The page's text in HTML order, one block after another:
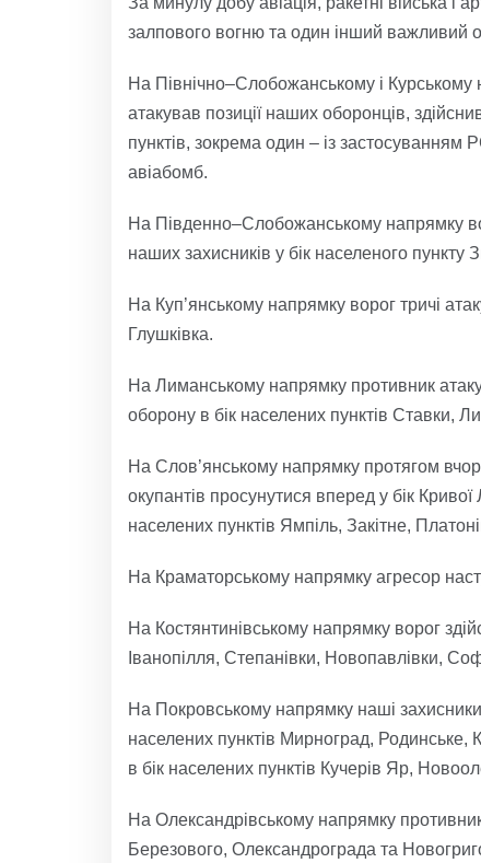
залпового вогню та один інший важливий
На Північно–Слобожанському і
атакував позиції наших оборонців,
пунктів, зокрема один – із
авіабомб.
На Південно–Слобожанському напрямку
наших захисників у бік населеного пункту
На Куп’янському напрямку ворог тричі
Глушківка.
На Лиманському напрямку противник
оборону в бік населених пунктів Ставки,
На Слов’янському напрямку протягом
окупантів просунутися вперед у бік
населених пунктів Ямпіль, Закітне,
На Краматорському напрямку агресор
На Костянтинівському напрямку ворог
Іванопілля, Степанівки, Новопавлівки,
На Покровському напрямку наші
населених пунктів Мирноград, Родинське,
в бік населених пунктів Кучерів Яр,
На Олександрівському напрямку
Березового, Олександрограда та